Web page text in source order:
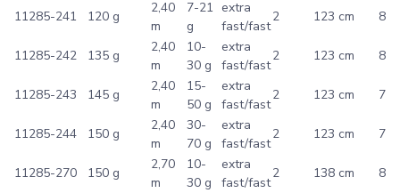
11285-241 120 g
2,40
m
7-21
g
extra
fast/fast
2 123 cm 8
11285-242 135 g
2,40
m
10-
30 g
extra
fast/fast
2 123 cm 8
11285-243 145 g
2,40
m
15-
50 g
extra
fast/fast
2 123 cm 7
11285-244 150 g
2,40
m
30-
70 g
extra
fast/fast
2 123 cm 7
11285-270 150 g
2,70
m
10-
30 g
extra
fast/fast
2 138 cm 8